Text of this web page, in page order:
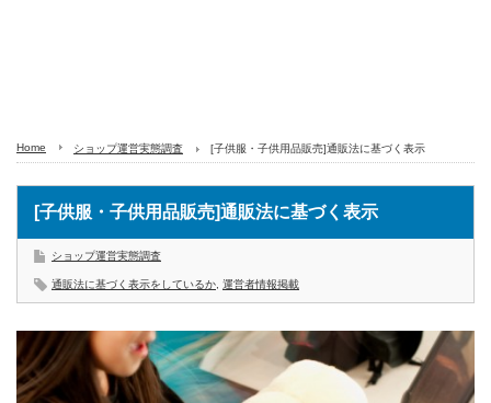
Home ショップ運営実態調査 [子供服・子供用品販売]通販法に基づく表示
[子供服・子供用品販売]通販法に基づく表示
ショップ運営実態調査
通販法に基づく表示をしているか 運営者情報掲載